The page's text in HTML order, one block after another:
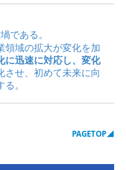
である。
領域の拡大が変化を加
に迅速に対応し、変化
させ、初めて未来に向
。
PAGETOP◢